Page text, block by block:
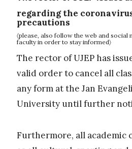
regarding the
precautions
〈please, also follow the web and
faculty in order to stay informed〉
The rector of UJEP has
valid order to cancel all
any form at the Jan
University until further
Furthermore, all academic